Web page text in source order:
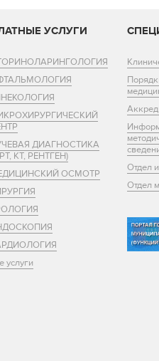
УСЛУГИ
ДИАГНОСТИКА
КТ, РЕНТГЕН)
ОСМОТР
услуги
Отдел
Отдел